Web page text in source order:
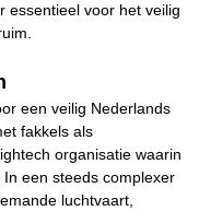
essentieel voor het veilig
een veilig Nederlands
fakkels als
organisatie waarin
een steeds complexer
luchtvaart,